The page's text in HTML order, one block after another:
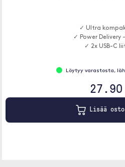
✓ Ultra
✓ Power Delivery
✓ 2x USB-C
Löytyy varastosta,
Lisää